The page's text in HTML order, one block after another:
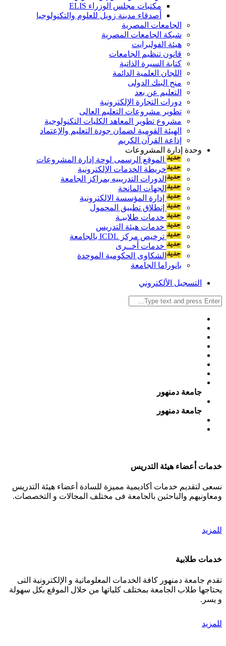
مكتبات مجلس الوزراء ELIS
أصدقاء مدينة زويل للعلوم والتكنولوجيا
الجامعات المصرية
شبكة الجامعات المصرية
هيئة الفولبرايت
قانون تنظيم الجامعات
كتابة السيرة الذاتية
اللجان العلمية الدائمة
منح البنك الدولى
التعليم عن بعد
دورات التجارة الإلكترونية
تطوير مشروعات التعليم العالى
مشروع تطوير المعاهد الكليات التكنولوجية
الهيئة القومية لضمان جودة التعليم والإعتماد
إذاعة القرآن الكريم
وحدة إدارة المشروعات
الموقع الرسمى لوحة إدارة المشروعات
خريطة الخدمات الإلكترونية
الدورات التدريبيه بمراكز الجامعة
الجهات المانحة
إدارة المؤسسة الالكترونية
إنطلاق تطبيق المحمول
خدمات طلابيـة
خدمات هيئة التدريس
ترخيص مركز ICDL بالجامعة
خدمات أخــرى
الشكاوى الحكومية الموحدة
بانوراما الجامعة
التسجيل الألكتروني
جامعة دمنهور
جامعة دمنهور
خدمات أعضاء هيئة التدريس
نسعى لتقديم خدمات أكاديمية مميزة للسادة أعضاء هيئة التدريس
ومعاونيهم والباحثين بالجامعة فى مختلف المجالات و التخصصات.
للمزيد
خدمات طلابية
تقدم جامعة دمنهور كافة الخدمات المعلوماتية و الإلكترونية التى
يحتاجها طلاب الجامعة بمختلف كلياتها من خلال الموقع بكل سهولة
و يسر.
للمزيد